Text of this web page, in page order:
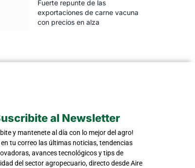
Fuerte repunte de las
exportaciones de carne vacuna
con precios en alza
al Newsletter
y mantenete al día con lo mejor del agro!
en tu correo las últimas noticias, tendencias
avances tecnológicos y tips de
del sector agropecuario, directo desde Aire